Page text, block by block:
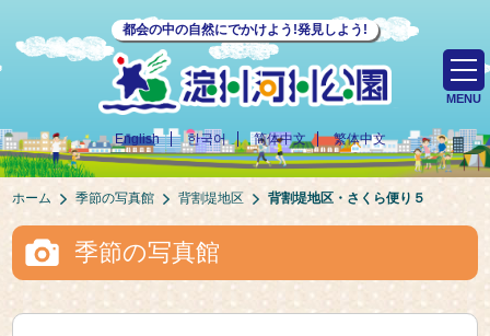
都会の中の自然にでかけよう!発見しよう!
English 한국어 简体中文 繁体中文
MENU
ホーム 季節の写真館 背割堤地区 背割堤地区・さくら便り５
季節の写真館